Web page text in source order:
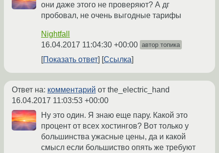
они даже этого не проверяют? А дг
пробовал, не очень выгодные тарифы
Nightfall
16.04.2017 11:04:30 +00:00 автор топика
Показать ответ Ссылка
Ответ на: комментарий от the_electric_hand
16.04.2017 11:03:53 +00:00
Ну это один. Я знаю еще пару. Какой это
процент от всех хостингов? Вот только у
большинства ужасные цены, да и какой
смысл если большиство опять же требуют